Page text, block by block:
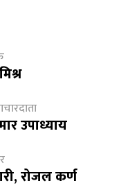
उपाध्याय
रोजल कर्ण